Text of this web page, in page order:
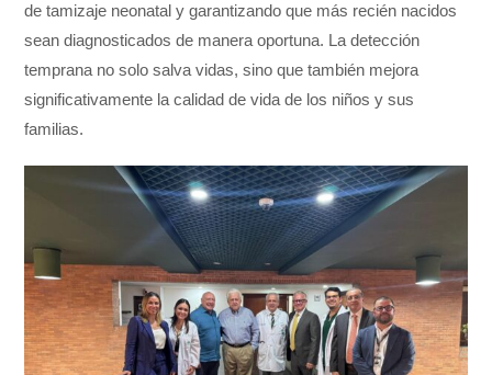
de tamizaje neonatal y garantizando que más recién nacidos
sean diagnosticados de manera oportuna. La detección
temprana no solo salva vidas, sino que también mejora
significativamente la calidad de vida de los niños y sus
familias.